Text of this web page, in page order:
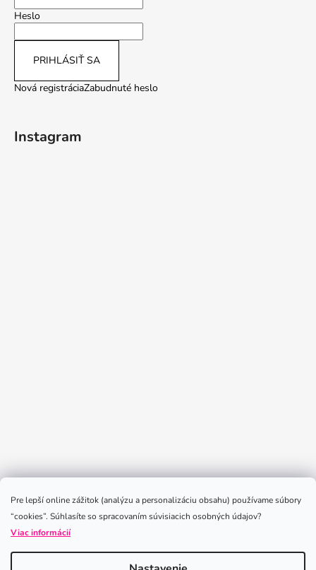
Pre lepší online zážitok (analýzu a personalizáciu obsahu) používame súbory
“cookies”. Súhlasíte so spracovaním súvisiacich osobných údajov?
Viac informácií
Heslo
PRIHLÁSIŤ SA
Nová registráciaZabudnuté heslo
Instagram
Sledovať na Instagrame